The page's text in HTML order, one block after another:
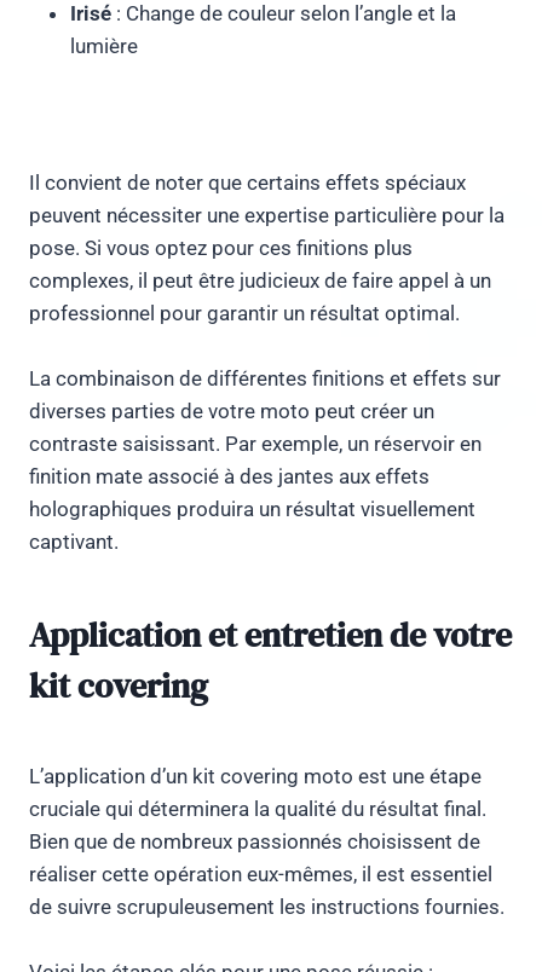
Irisé : Change de couleur selon l’angle et la
lumière
Il convient de noter que certains effets spéciaux
peuvent nécessiter une expertise particulière pour la
pose. Si vous optez pour ces finitions plus
complexes, il peut être judicieux de faire appel à un
professionnel pour garantir un résultat optimal.
La combinaison de différentes finitions et effets sur
diverses parties de votre moto peut créer un
contraste saisissant. Par exemple, un réservoir en
finition mate associé à des jantes aux effets
holographiques produira un résultat visuellement
captivant.
Application et entretien de votre
kit covering
L’application d’un kit covering moto est une étape
cruciale qui déterminera la qualité du résultat final.
Bien que de nombreux passionnés choisissent de
réaliser cette opération eux-mêmes, il est essentiel
de suivre scrupuleusement les instructions fournies.